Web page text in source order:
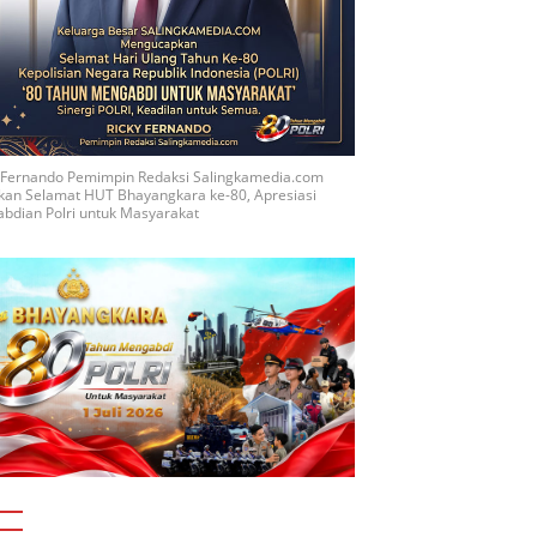
Pemimpin Redaksi Salingkamedia.com
Selamat HUT Bhayangkara ke-80, Apresiasi
Polri untuk Masyarakat